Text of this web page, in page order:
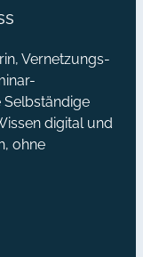
Vernetzungs-
Selbständige
digital und
ohne